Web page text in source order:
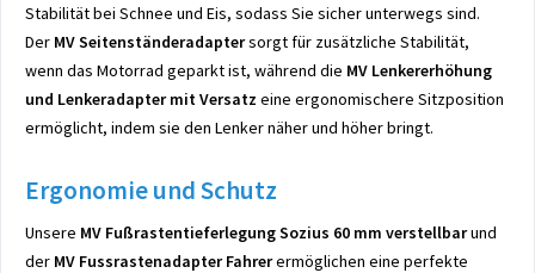
Stabilität bei Schnee und Eis, sodass Sie sicher unterwegs sind.
Der MV Seitenständeradaptersorgt für zusätzliche Stabilität,
wenn das Motorrad geparkt ist, während die MV Lenkererhöhung
und Lenkeradapter mit Versatz eine ergonomischere Sitzposition
ermöglicht, indem sie den Lenker näher und höher bringt.
Ergonomie und Schutz
Unsere MV Fußrastentieferlegung Sozius 60 mm verstellbarund
der MV Fussrastenadapter Fahrerermöglichen eine perfekte